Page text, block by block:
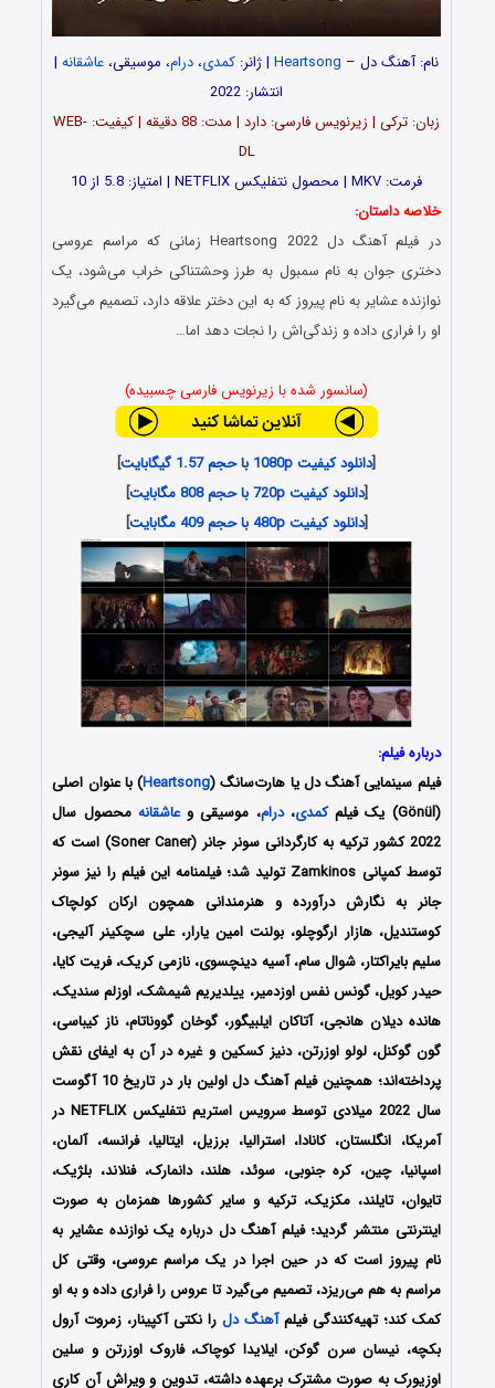
نام:آهنگ دل –
Heartsong | ژانر: کمدی، درام، موسیقی، عاشقانه |
انتشار: 2022
زبان: ترکی | زیرنویس فارسی: دارد | مدت: 88 دقیقه | کیفیت: WEB-
DL
فرمت: MKV | محصول نتفلیکس NETFLIX | امتیاز: 5.8 از 10
خلاصه داستان:
در فیلمآهنگ دل
Heartsong 2022 زمانی که مراسم عروسی
دختری جوان به نام سمبول به طرز وحشتناکی خراب می‌شود، یک
نوازنده عشایر به نام پیروز که به این دختر علاقه دارد، تصمیم می‌گیرد
او را فراری داده و زندگی‌اش را نجات دهد اما…
(سانسور شده با زیرنویس فارسی چسبیده)
[دانلود کیفیت 1080p با حجم 1.57 گیگابایت
]
[دانلود کیفیت 720p با حجم 808 مگابایت
]
[دانلود کیفیت 480p با حجم 409 مگابایت ]
درباره فیلم:
فیلم سینماییآهنگ دلیا هارت‌سانگ (Heartsong) با عنوان اصلی
(Gönül) یک فیلم
کمدی،درام، موسیقی وعاشقانه محصول سال
2022 کشور ترکیه به کارگردانی سونر جانر (Soner Caner) است که
توسط کمپانی‌ Zamkinos تولید شد؛ فیلمنامه این فیلم را نیز سونر
جانر به نگارش درآورده و هنرمندانی همچون ارکان کولچاک
کوستندیل، هازار ارگوچلو، بولنت امین یارار، علی سچکینر آلیجی،
سلیم بایراکتار، شوال سام، آسیه دینچسوی، نازمی کریک، فریت کایا،
حیدر کویل، گونس نفس اوزدمیر، ییلدیریم شیمشک، اوزلم سندیک،
هانده دیلان هانجی، آتاکان ایلبیگور، گوخان گووناتام، ناز کیباسی،
گون گوکنل، لولو اوزرتن، دنیز کسکین و غیره در آن به ایفای نقش
پرداخته‌اند؛ همچنین فیلم آهنگ دل اولین بار در تاریخ 10 آگوست
سال 2022 میلادی توسط سرویس استریم نتفلیکس NETFLIX در
آمریکا، انگلستان، کانادا، استرالیا، برزیل، ایتالیا، فرانسه، آلمان،
اسپانیا، چین، کره جنوبی، سوئد، هلند، دانمارک، فنلاند، بلژیک،
تایوان، تایلند، مکزیک، ترکیه و سایر کشورها همزمان به صورت
اینترنتی منتشر گردید؛ فیلم آهنگ دل درباره یک نوازنده عشایر به
نام پیروز است که در حین اجرا در یک مراسم عروسی، وقتی کل
مراسم به هم می‌ریزد، تصمیم می‌گیرد تا عروس را فراری داده و به او
کمک کند؛ تهیه‌کنندگی فیلمآهنگ دل را نکتی آکپینار، زمروت آرول
بکچه، نیسان سرن گوکن، ایلایدا کوچاک، فاروک اوزرتن و سلین
اوزیورک به صورت مشترک برعهده داشته، تدوین و ویراش آن کاری